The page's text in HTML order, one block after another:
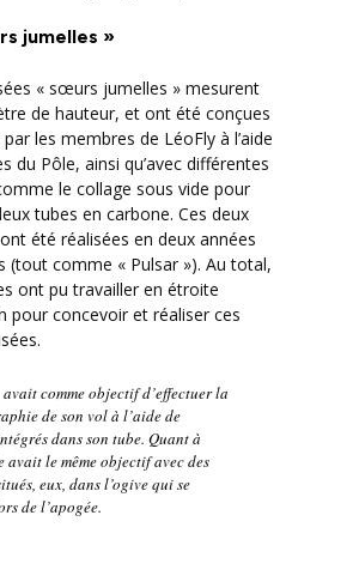
jumelles »
« sœurs jumelles » mesurent
de hauteur, et ont été conçues
les membres de LéoFly à l’aide
du Pôle, ainsi qu’avec différentes
le collage sous vide pour
tubes en carbone. Ces deux
été réalisées en deux années
(tout comme « Pulsar »). Au total,
ont pu travailler en étroite
pour concevoir et réaliser ces
comme objectif d’effectuer la
de son vol à l’aide de
dans son tube. Quant à
avait le même objectif avec des
eux, dans l’ogive qui se
de l’apogée.